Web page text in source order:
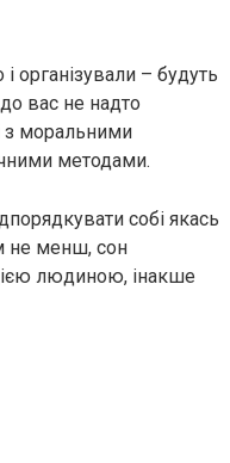
організували – будуть
вас не надто
з моральними
методами.
собі якась
не менш, сон
людиною, інакше